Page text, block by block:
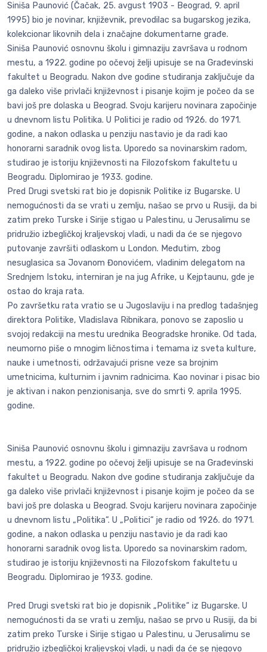
Siniša Paunović (Čačak, 25. avgust 1903 - Beograd, 9. april
1995) bio je novinar, književnik, prevodilac sa bugarskog jezika,
kolekcionar likovnih dela i značajne dokumentarne građe.
Siniša Paunović osnovnu školu i gimnaziju završava u rodnom
mestu, a 1922. godine po očevoj želji upisuje se na Građevinski
fakultet u Beogradu. Nakon dve godine studiranja zaključuje da
ga daleko više privlači književnost i pisanje kojim je počeo da se
bavi još pre dolaska u Beograd. Svoju karijeru novinara započinje
u dnevnom listu Politika. U Politici je radio od 1926. do 1971.
godine, a nakon odlaska u penziju nastavio je da radi kao
honorarni saradnik ovog lista. Uporedo sa novinarskim radom,
studirao je istoriju književnosti na Filozofskom fakultetu u
Beogradu. Diplomirao je 1933. godine.
Pred Drugi svetski rat bio je dopisnik Politike iz Bugarske. U
nemogućnosti da se vrati u zemlju, našao se prvo u Rusiji, da bi
zatim preko Turske i Sirije stigao u Palestinu, u Jerusalimu se
pridružio izbegličkoj kraljevskoj vladi, u nadi da će se njegovo
putovanje završiti odlaskom u London. Međutim, zbog
nesuglasica sa Jovanom Đonovićem, vladinim delegatom na
Srednjem Istoku, interniran je na jug Afrike, u Kejptaunu, gde je
ostao do kraja rata.
Po završetku rata vratio se u Jugoslaviju i na predlog tadašnjeg
direktora Politike, Vladislava Ribnikara, ponovo se zaposlio u
svojoj redakciji na mestu urednika Beogradske hronike. Od tada,
neumorno piše o mnogim ličnostima i temama iz sveta kulture,
nauke i umetnosti, održavajući prisne veze sa brojnim
umetnicima, kulturnim i javnim radnicima. Kao novinar i pisac bio
je aktivan i nakon penzionisanja, sve do smrti 9. aprila 1995.
godine.
Siniša Paunović osnovnu školu i gimnaziju završava u rodnom
mestu, a 1922. godine po očevoj želji upisuje se na Građevinski
fakultet u Beogradu. Nakon dve godine studiranja zaključuje da
ga daleko više privlači književnost i pisanje kojim je počeo da se
bavi još pre dolaska u Beograd. Svoju karijeru novinara započinje
u dnevnom listu „Politika“. U „Politici“ je radio od 1926. do 1971.
godine, a nakon odlaska u penziju nastavio je da radi kao
honorarni saradnik ovog lista. Uporedo sa novinarskim radom,
studirao je istoriju književnosti na Filozofskom fakultetu u
Beogradu. Diplomirao je 1933. godine.
Pred Drugi svetski rat bio je dopisnik „Politike“ iz Bugarske. U
nemogućnosti da se vrati u zemlju, našao se prvo u Rusiji, da bi
zatim preko Turske i Sirije stigao u Palestinu, u Jerusalimu se
pridružio izbegličkoj kraljevskoj vladi, u nadi da će se njegovo